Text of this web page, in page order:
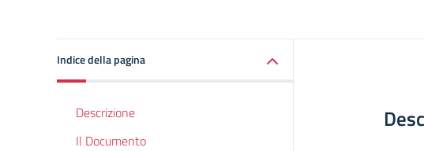
Indice della pagina
Descrizione
Il Documento